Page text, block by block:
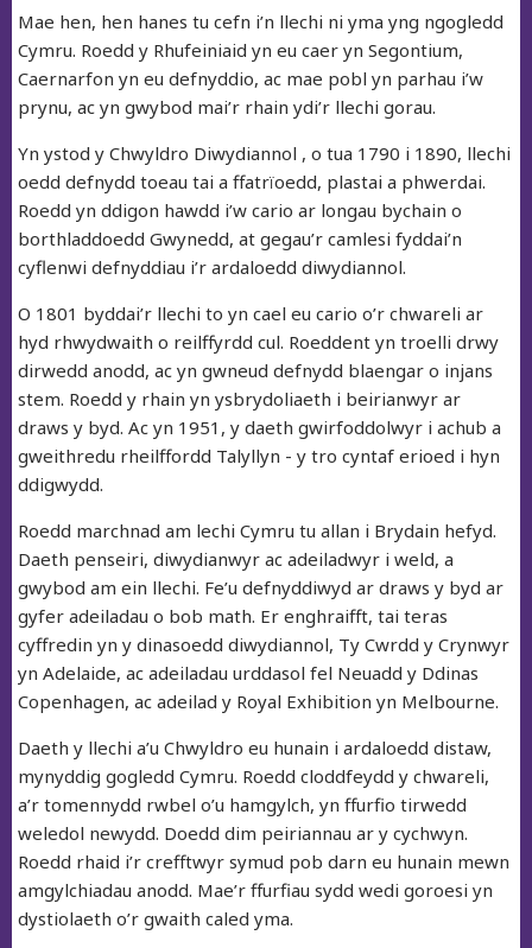
Mae hen, hen hanes tu cefn i’n llechi ni yma yng ngogledd
Cymru. Roedd y Rhufeiniaid yn eu caer yn Segontium,
Caernarfon yn eu defnyddio, ac mae pobl yn parhau i’w
prynu, ac yn gwybod mai’r rhain ydi’r llechi gorau.
Yn ystod y Chwyldro Diwydiannol , o tua 1790 i 1890, llechi
oedd defnydd toeau tai a ffatrïoedd, plastai a phwerdai.
Roedd yn ddigon hawdd i’w cario ar longau bychain o
borthladdoedd Gwynedd, at gegau’r camlesi fyddai’n
cyflenwi defnyddiau i’r ardaloedd diwydiannol.
O 1801 byddai’r llechi to yn cael eu cario o’r chwareli ar
hyd rhwydwaith o reilffyrdd cul. Roeddent yn troelli drwy
dirwedd anodd, ac yn gwneud defnydd blaengar o injans
stem. Roedd y rhain yn ysbrydoliaeth i beirianwyr ar
draws y byd. Ac yn 1951, y daeth gwirfoddolwyr i achub a
gweithredu rheilffordd Talyllyn - y tro cyntaf erioed i hyn
ddigwydd.
Roedd marchnad am lechi Cymru tu allan i Brydain hefyd.
Daeth penseiri, diwydianwyr ac adeiladwyr i weld, a
gwybod am ein llechi. Fe’u defnyddiwyd ar draws y byd ar
gyfer adeiladau o bob math. Er enghraifft, tai teras
cyffredin yn y dinasoedd diwydiannol, Ty Cwrdd y Crynwyr
yn Adelaide, ac adeiladau urddasol fel Neuadd y Ddinas
Copenhagen, ac adeilad y Royal Exhibition yn Melbourne.
Daeth y llechi a’u Chwyldro eu hunain i ardaloedd distaw,
mynyddig gogledd Cymru. Roedd cloddfeydd y chwareli,
a’r tomennydd rwbel o’u hamgylch, yn ffurfio tirwedd
weledol newydd. Doedd dim peiriannau ar y cychwyn.
Roedd rhaid i’r crefftwyr symud pob darn eu hunain mewn
amgylchiadau anodd. Mae’r ffurfiau sydd wedi goroesi yn
dystiolaeth o’r gwaith caled yma.